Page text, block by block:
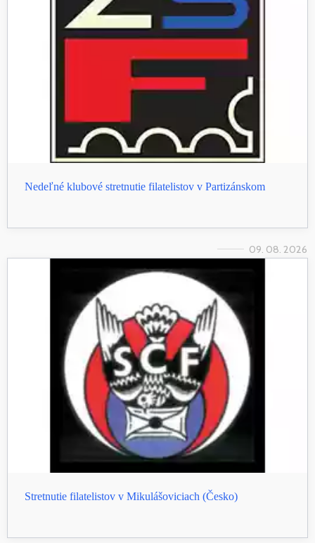
Nedeľné klubové stretnutie filatelistov v Partizánskom
09. 08. 2026
Stretnutie filatelistov v Mikulášoviciach (Česko)